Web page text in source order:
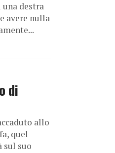
destra
avere nulla
di
allo
quel
sul suo